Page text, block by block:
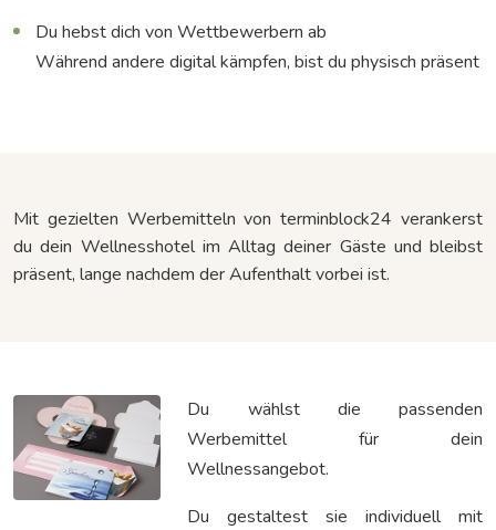
Du hebst dich von Wettbewerbern ab
Während andere digital kämpfen, bist du physisch präsent
Mit gezielten Werbemitteln von terminblock24 verankerst
du dein Wellnesshotel im Alltag deiner Gäste und bleibst
präsent, lange nachdem der Aufenthalt vorbei ist.
Du wählst die passenden
Werbemittel für dein
Wellnessangebot.
Du gestaltest sie individuell mit